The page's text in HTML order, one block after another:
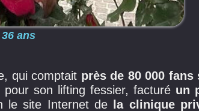
ans
qui comptait près de 80 000 fans
son lifting fessier, facturé un
le site Internet de
la clinique